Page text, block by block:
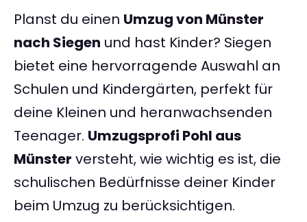
Planst du einen Umzug von Münster
nach Siegen und hast Kinder? Siegen
bietet eine hervorragende Auswahl an
Schulen und Kindergärten, perfekt für
deine Kleinen und heranwachsenden
Teenager. Umzugsprofi Pohl aus
Münster versteht, wie wichtig es ist, die
schulischen Bedürfnisse deiner Kinder
beim Umzug zu berücksichtigen.